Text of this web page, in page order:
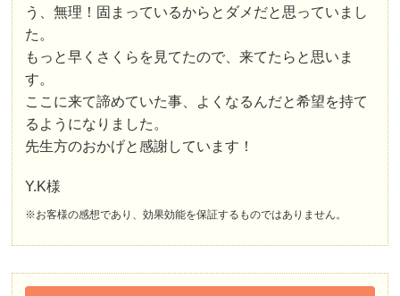
う、無理！固まっているからとダメだと思っていまし
た。
もっと早くさくらを見てたので、来てたらと思いま
す。
ここに来て諦めていた事、よくなるんだと希望を持て
るようになりました。
先生方のおかげと感謝しています！
Y.K様
※お客様の感想であり、効果効能を保証するものではありません。